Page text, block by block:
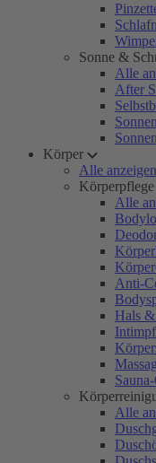
Sonne &
Alle
After
Körper
Alle anzeigen
Körperpflege
Alle
Anti-
Hals
Alle